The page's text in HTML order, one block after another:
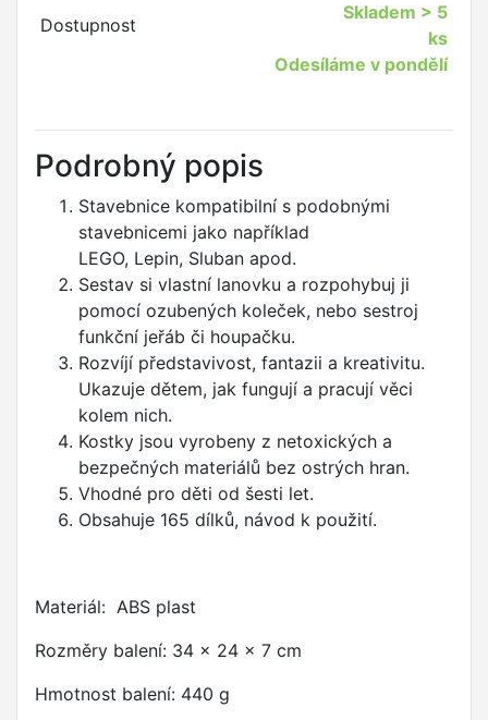
Dostupnost
Skladem > 5
ks
Odesíláme v pondělí
Podrobný popis
Stavebnice kompatibilní s podobnými
stavebnicemi jako například
LEGO, Lepin, Sluban apod.
Sestav si vlastní lanovku a rozpohybuj ji
pomocí ozubených koleček, nebo sestroj
funkční jeřáb či houpačku.
Rozvíjí představivost, fantazii a kreativitu.
Ukazuje dětem, jak fungují a pracují věci
kolem nich.
Kostky jsou vyrobeny z netoxických a
bezpečných materiálů bez ostrých hran.
Vhodné pro děti od šesti let.
Obsahuje 165 dílků, návod k použití.
Materiál: ABS plast
Rozměry balení: 34 x 24 x 7 cm
Hmotnost balení: 440 g